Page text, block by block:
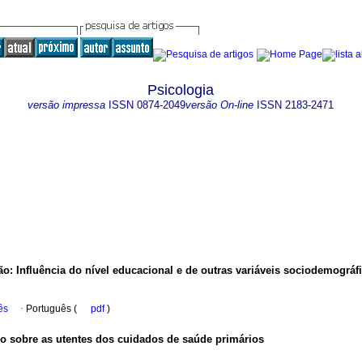
Psicologia
versão impressa ISSN 0874-2049versão On-line ISSN 2183-2471
: Influência do nível educacional e de outras variáveis
· Português ( pdf)
sobre as utentes dos cuidados de saúde primários